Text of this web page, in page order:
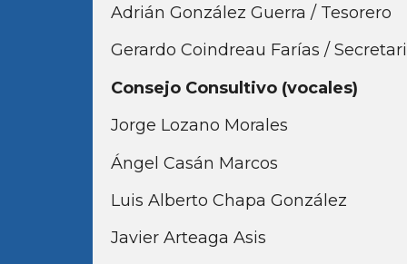
Adrián González Guerra / Tesorero
Gerardo Coindreau Farías /
Consejo Consultivo (vocales)
Jorge Lozano Morales
Ángel Casán Marcos
Luis Alberto Chapa González
Javier Arteaga Asis